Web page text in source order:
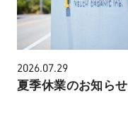
2026.07.29
夏季休業のお知らせ